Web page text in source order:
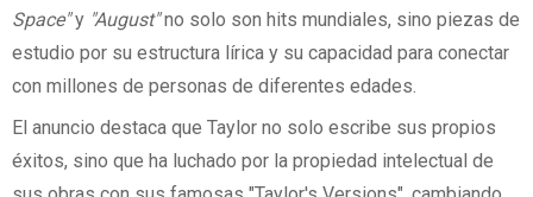
Space"y "August"no solo son hits mundiales, sino piezas de
estudio por su estructura lírica y su capacidad para conectar
con millones de personas de diferentes edades.
El anuncio destaca que Taylor no solo escribe sus propios
éxitos, sino que ha luchado por la propiedad intelectual de